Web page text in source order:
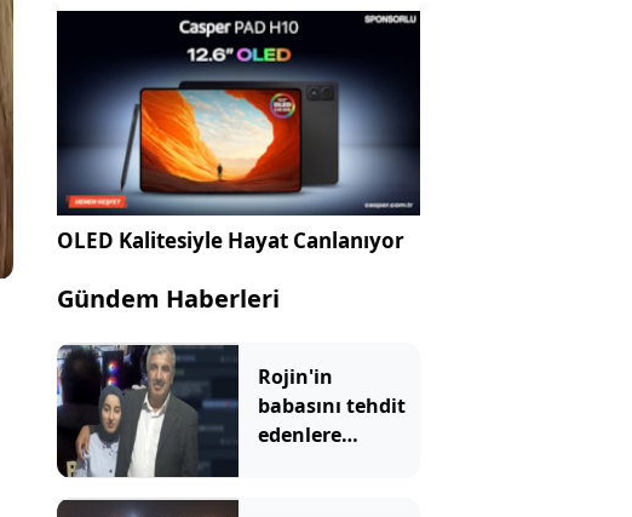
OLED Kalitesiyle Hayat Canlanıyor
Gündem Haberleri
Rojin'in
babasını tehdit
edenlere